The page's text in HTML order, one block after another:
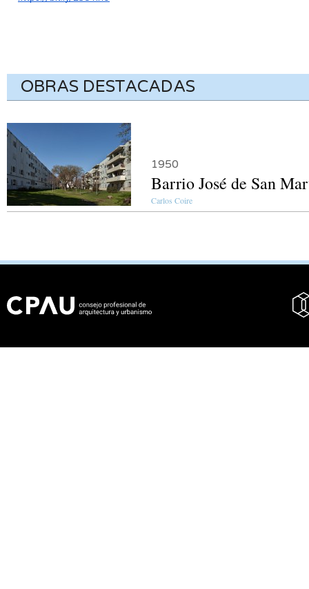
OBRAS DESTACADAS
1950
Barrio José de San
Carlos Coire